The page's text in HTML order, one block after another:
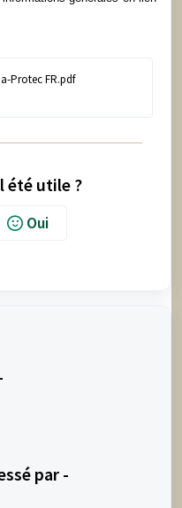
Protec FR.pdf
été utile ?
Oui
par -